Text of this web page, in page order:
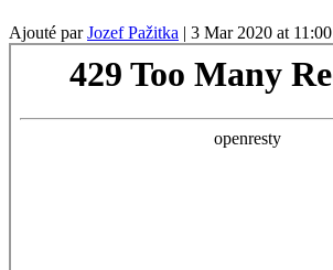
Ajouté parJozef Pažitka | 3 Mar 2020 at 11:00